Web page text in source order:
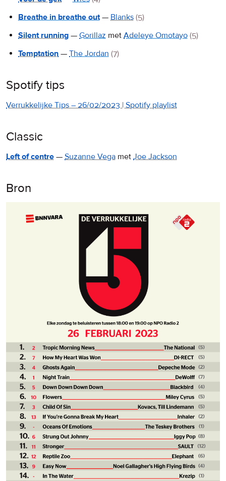
Breathe in breathe out— Blanks (5)
Silent running — Gorillaz met Adeleye Omotayo (5)
Temptation — The Jordan (7)
Spotify tips
Verrukkelijke Tips – 26/02/2023 | Spotify playlist
Classic
Left of centre — Suzanne Vega met Joe Jackson
Bron